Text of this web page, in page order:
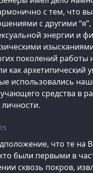
с тем, что
с другими
энергии и
поколений работы
как архетипический
использовались
средства в
что те на
были первыми в
сквозь покров,